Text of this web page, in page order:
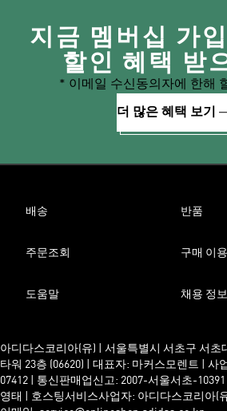
지금 멤버십 가입
할인 혜택 받
* 이메일 수신동의자에 한해
더 많은 혜택 보기
배송 반품
주문조회 구매 이
도움말 채용 정보
아디다스코리아(유) | 서울특별시 서초구 서초
타워 23층 (06620) | 대표자: 마커스모렌트 | 사
07412 | 통신판매업신고: 2007-서울서초-
영태 | 호스팅서비스사업자: 아디다스코리아(